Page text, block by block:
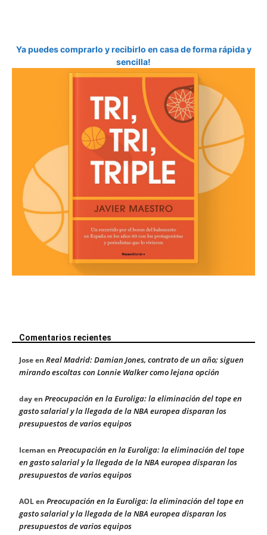
Ya puedes comprarlo y recibirlo en casa de forma rápida y
sencilla!
Comentarios recientes
Joseen Real Madrid: Damian Jones, contrato de un año; siguen
mirando escoltas con Lonnie Walker como lejana opción
dayen Preocupación en la Euroliga: la eliminación del tope en
gasto salarial y la llegada de la NBA europea disparan los
presupuestos de varios equipos
Iceman en Preocupación en la Euroliga: la eliminación del tope
en gasto salarial y la llegada de la NBA europea disparan los
presupuestos de varios equipos
AOLen Preocupación en la Euroliga: la eliminación del tope en
gasto salarial y la llegada de la NBA europea disparan los
presupuestos de varios equipos